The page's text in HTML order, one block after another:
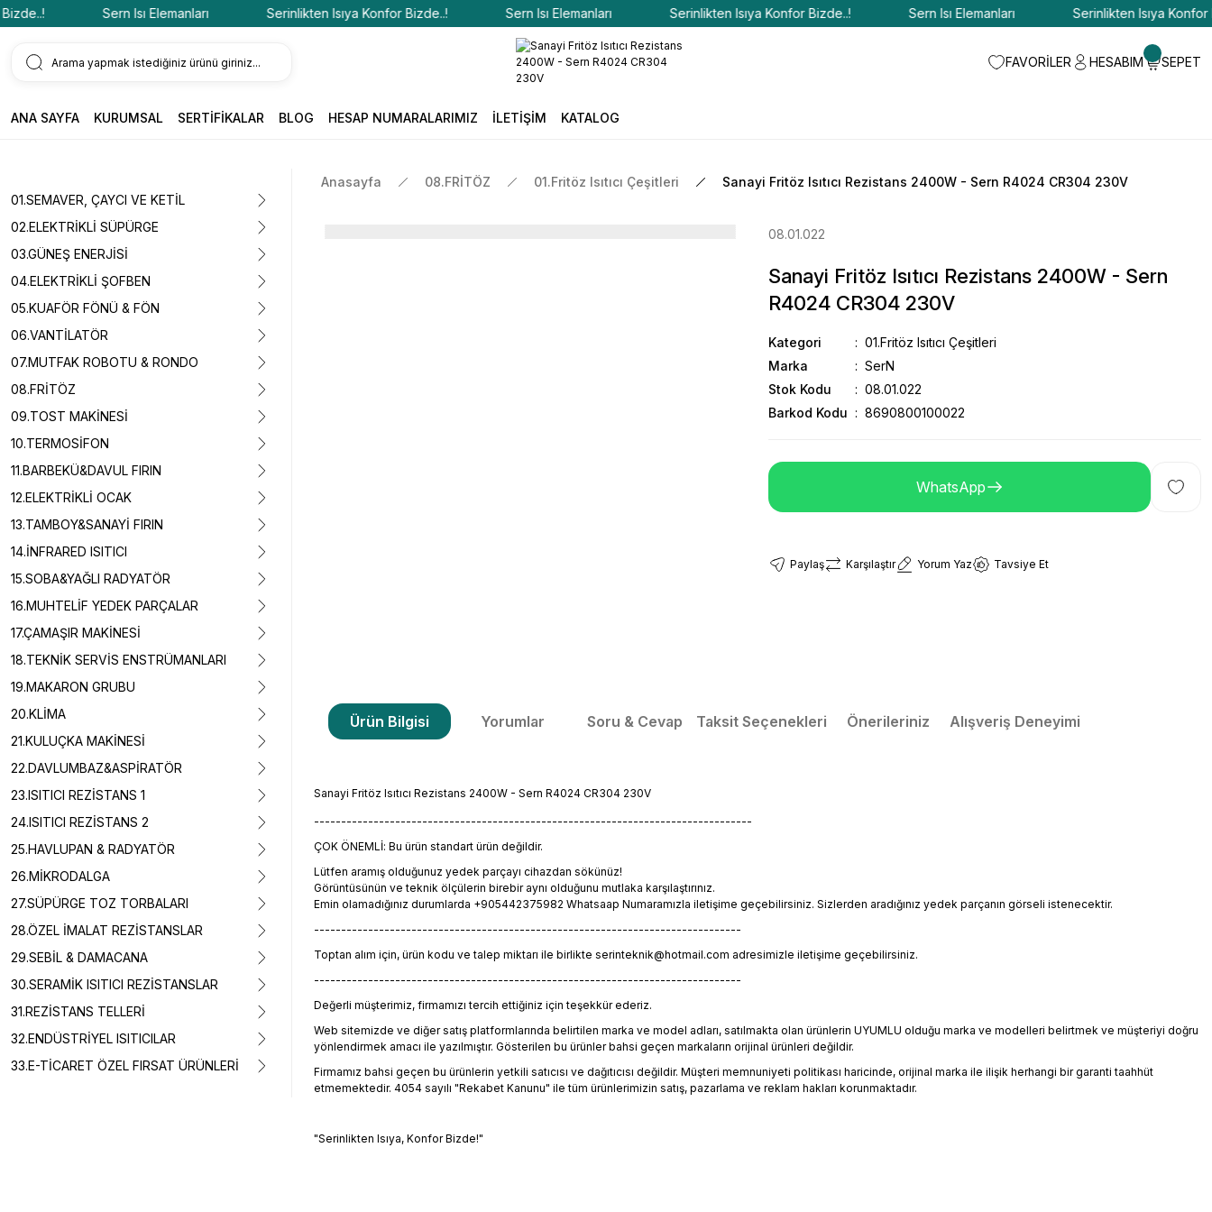
Sern Isı Elemanları Serinlikten Isıya Konfor Bizde..! Sern Isı Elemanları Serinlikten Isıya Konfor Bizde..! Sern Isı Elemanları Serinlikten Isıya Konfor
FAVORİLER HESABIM SEPET
ANA SAYFA KURUMSAL SERTİFİKALAR BLOG HESAP NUMARALARIMIZ İLETİŞİM KATALOG
01.SEMAVER, ÇAYCI VE KETİL
02.ELEKTRİKLİ SÜPÜRGE
03.GÜNEŞ ENERJİSİ
04.ELEKTRİKLİ ŞOFBEN
05.KUAFÖR FÖNÜ & FÖN
06.VANTİLATÖR
07.MUTFAK ROBOTU & RONDO
08.FRİTÖZ
09.TOST MAKİNESİ
10.TERMOSİFON
11.BARBEKÜ&DAVUL FIRIN
12.ELEKTRİKLİ OCAK
13.TAMBOY&SANAYİ FIRIN
14.İNFRARED ISITICI
15.SOBA&YAĞLI RADYATÖR
16.MUHTELİF YEDEK PARÇALAR
17.ÇAMAŞIR MAKİNESİ
18.TEKNİK SERVİS ENSTRÜMANLARI
19.MAKARON GRUBU
20.KLİMA
21.KULUÇKA MAKİNESİ
22.DAVLUMBAZ&ASPİRATÖR
23.ISITICI REZİSTANS 1
24.ISITICI REZİSTANS 2
25.HAVLUPAN & RADYATÖR
26.MİKRODALGA
27.SÜPÜRGE TOZ TORBALARI
28.ÖZEL İMALAT REZİSTANSLAR
29.SEBİL & DAMACANA
30.SERAMİK ISITICI REZİSTANSLAR
31.REZİSTANS TELLERİ
32.ENDÜSTRİYEL ISITICILAR
33.E-TİCARET ÖZEL FIRSAT ÜRÜNLERİ
Anasayfa 08.FRİTÖZ 01.Fritöz Isıtıcı Çeşitleri Sanayi Fritöz Isıtıcı Rezistans 2400W - Sern R4024 CR304 230V
08.01.022
Sanayi Fritöz Isıtıcı Rezistans 2400W - Sern
R4024 CR304 230V
Kategori
01.Fritöz Isıtıcı Çeşitleri
Marka
SerN
Stok Kodu
08.01.022
Barkod Kodu
8690800100022
WhatsApp
Paylaş Karşılaştır Yorum Yaz Tavsiye Et
Ürün Bilgisi Yorumlar Soru & Cevap Taksit Seçenekleri Önerileriniz Alışveriş Deneyimi
Sanayi Fritöz Isıtıcı Rezistans 2400W - Sern R4024 CR304 230V
---------------------------------------------------------------------------------
ÇOK ÖNEMLİ: Bu ürün standart ürün değildir.
Lütfen aramış olduğunuz yedek parçayı cihazdan sökünüz!
Görüntüsünün ve teknik ölçülerin birebir aynı olduğunu mutlaka karşılaştırınız.
Emin olamadığınız durumlarda +905442375982 Whatsaap Numaramızla iletişime geçebilirsiniz. Sizlerden aradığınız yedek parçanın görseli istenecektir.
-------------------------------------------------------------------------------
Toptan alım için, ürün kodu ve talep miktarı ile birlikte serinteknik@hotmail.com adresimizle iletişime geçebilirsiniz.
-------------------------------------------------------------------------------
Değerli müşterimiz, firmamızı tercih ettiğiniz için teşekkür ederiz.
Web sitemizde ve diğer satış platformlarında belirtilen marka ve model adları, satılmakta olan ürünlerin UYUMLU olduğu marka ve modelleri belirtmek ve müşteriyi doğru
yönlendirmek amacı ile yazılmıştır. Gösterilen bu ürünler bahsi geçen markaların orijinal ürünleri değildir.
Firmamız bahsi geçen bu ürünlerin yetkili satıcısı ve dağıtıcısı değildir. Müşteri memnuniyeti politikası haricinde, orijinal marka ile ilişik herhangi bir garanti taahhüt
etmemektedir. 4054 sayılı "Rekabet Kanunu" ile tüm ürünlerimizin satış, pazarlama ve reklam hakları korunmaktadır.
"Serinlikten Isıya, Konfor Bizde!"